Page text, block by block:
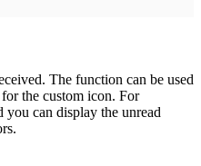
The function can be used
the custom icon. For
you can display the unread